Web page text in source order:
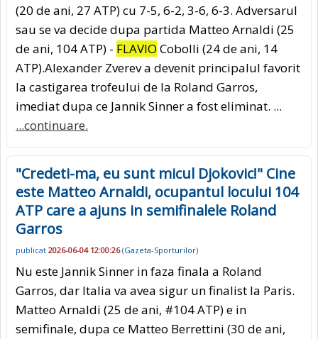
(20 de ani, 27 ATP) cu 7-5, 6-2, 3-6, 6-3. Adversarul
sau se va decide dupa partida Matteo Arnaldi (25
de ani, 104 ATP) - FLAVIO Cobolli (24 de ani, 14
ATP).Alexander Zverev a devenit principalul favorit
la castigarea trofeului de la Roland Garros,
imediat dupa ce Jannik Sinner a fost eliminat. ...
...continuare.
"Credeti-ma, eu sunt micul Djokovic!" Cine
este Matteo Arnaldi, ocupantul locului 104
ATP care a ajuns in semifinalele Roland
Garros
publicat 2026-06-04 12:00:26(Gazeta-Sporturilor)
Nu este Jannik Sinner in faza finala a Roland
Garros, dar Italia va avea sigur un finalist la Paris.
Matteo Arnaldi (25 de ani, #104 ATP) e in
semifinale, dupa ce Matteo Berrettini (30 de ani,